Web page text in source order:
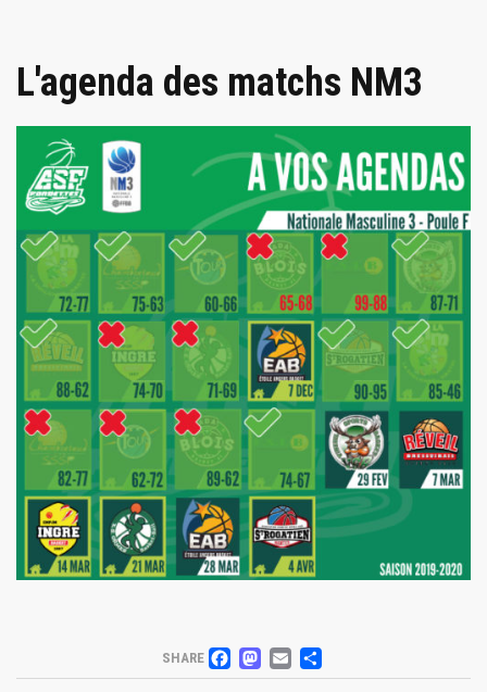
L'agenda des matchs NM3
SHARE FACEBOOK
MASTODON
EMAIL
PARTAGER